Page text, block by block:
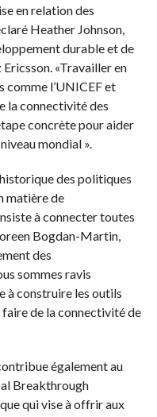
en relation des
Heather Johnson,
durable et de
«Travailler en
l’UNICEF et
la connectivité des
concrète pour aider
mondial ».
des politiques
matière de
à connecter toutes
Bogdan-Martin,
des
sommes ravis
à construire les outils
de la connectivité de
également au
Breakthrough
qui vise à offrir aux